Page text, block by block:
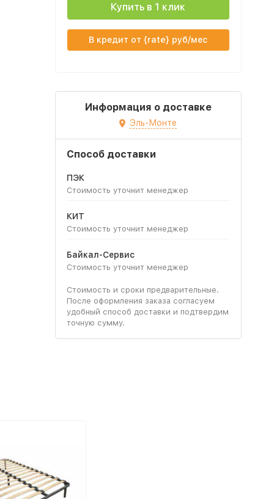
Купить в 1 клик
В кредит от {rate} руб/мес
Информация о доставке
Эль-Монте
Способ доставки
ПЭК
Стоимость уточнит менеджер
КИТ
Стоимость уточнит менеджер
Байкал-Сервис
Стоимость уточнит менеджер
Стоимость и сроки предварительные.
После оформления заказа согласуем
удобный способ доставки и подтвердим
точную сумму.